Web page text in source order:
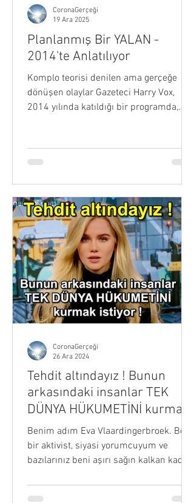
Planlanmış Bir YALAN -
2014'te Anlatılıyor
Komplo teorisi denilen ama gerçeğe
dönüşen olaylar Gazeteci Harry Vox,
2014 yılında katıldığı bir programda,
kullanıldığını anlatıyor. 💢 Böyle bir
dünya istiyorsan kayıtsız kal, Hiçbir şey
geliyor! Videonun Metni : Harry Vox:
Amerikan halkı için işin asıl kritik
noktası burası. Bunu duymaya hazır
olun. Şöyle olacak: Egemen düzen,
kontrol mekanizmalarını tamamlamak
uğruna h
CoronaGerçeği
19 Ara 2025
Tehdit altındayız ! Bunun
arkasındaki insanlar TEK
DÜNYA HÜKUMETİNİ kurmak
istiyor !
Benim adım Eva Vlaardingerbroek. Ben
bir aktivist, siyasi yorumcuyum ve
bazılarınız beni aşırı sağın kalkan kadını
CoronaGerçeği
26 Ara 2024